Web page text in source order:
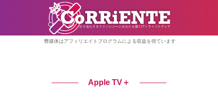
弊媒体はアフィリエイトプログラムによる収益を得ています
Apple TV＋